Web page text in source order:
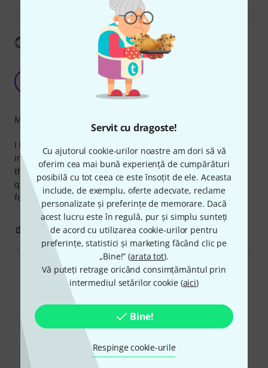
Servit cu dragoste!
Cu ajutorul cookie-urilor noastre am dori să vă
oferim cea mai bună experiență de cumpărături
posibilă cu tot ceea ce este însoțit de ele. Aceasta
include, de exemplu, oferte adecvate, reclame
personalizate și preferințe de memorare. Dacă
acest lucru este în regulă, pur și simplu sunteți
de acord cu utilizarea cookie-urilor pentru
preferințe, statistici și marketing făcând clic pe
„Bine!” (arata tot).
Vă puteți retrage oricând consimțământul prin
intermediul setărilor cookie (aici)
Bine!
Respinge cookie-urile
Arată traducerea
EXCELLENT QUALITY AND QUICK DELIVERY AT
VERY GOOD PRICE
Studio installer 28.09.2022
I have been using these cables now for nearly 2 years and
in that time in total we must have used close to 1000 of
them on installations with only 1 failure. they are good
quality nicely marked as to their length and excellent value
for money
Măiestrie
0 SEMNALEAZA UN ABUZ
Citește toate recenziile
Știați că?
Ghid Online Descărcări